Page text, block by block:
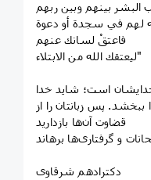
البشر بينهم وبين ربهم
لهم في سجدة أو دعوة
‏فاعتقْ لسانك عنهم
‏ليعتقك الله من الابتلاء"
است؛ شاید خدا
پس زبانتان را از
قضاوت آن‌ها بازدارید
دکترادهم شرقاوی